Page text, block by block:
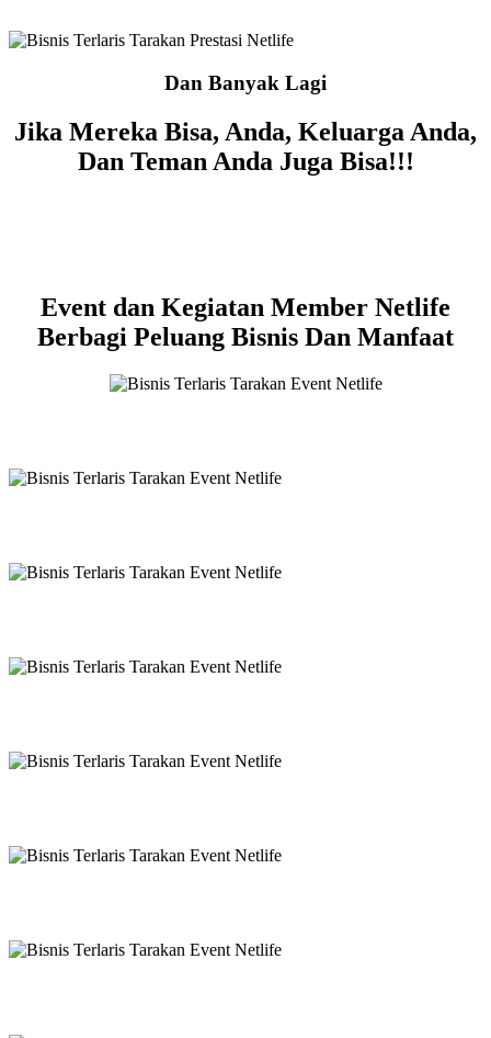
Dan Banyak Lagi
Jika Mereka Bisa, Anda, Keluarga Anda,
Dan Teman Anda Juga Bisa!!!
Event dan Kegiatan Member Netlife
Berbagi Peluang Bisnis Dan Manfaat